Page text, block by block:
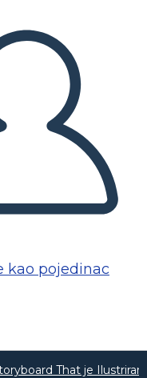
kao pojedinac
That je